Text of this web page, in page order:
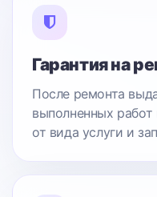
Гарантия на
После ремонта
выполненных
от вида услуги и